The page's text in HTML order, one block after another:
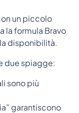
un piccolo
la formula Bravo
disponibilità.
due spiagge:
sono più
garantiscono